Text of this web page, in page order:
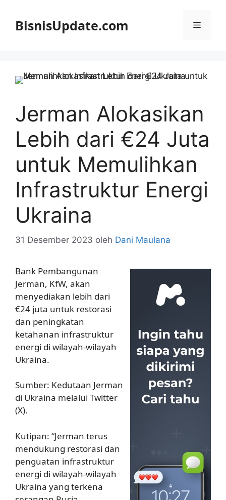
BisnisUpdate.com Menu
Jerman Alokasikan
Lebih dari €24 Juta
untuk Memulihkan
Infrastruktur Energi
Ukraina
31 Desember 2023 oleh Dani Maulana
Bank Pembangunan
Jerman, KfW, akan
menyediakan lebih dari
€24 juta untuk restorasi
dan peningkatan
ketahanan infrastruktur
energi di wilayah-wilayah
Ukraina.
Sumber: Kedutaan Jerman
di Ukraina melalui Twitter
(X).
Kutipan: “Jerman terus
mendukung restorasi dan
penguatan infrastruktur
energi di wilayah-wilayah
Ukraina yang terkena